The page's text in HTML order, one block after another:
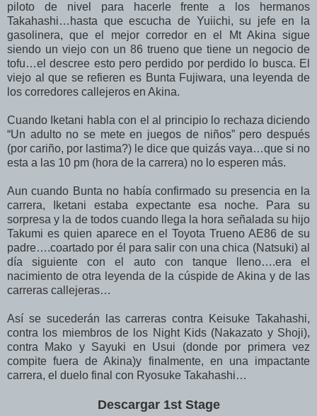
piloto de nivel para hacerle frente a los hermanos
Takahashi…hasta que escucha de Yuiichi, su jefe en la
gasolinera, que el mejor corredor en el Mt Akina sigue
siendo un viejo con un 86 trueno que tiene un negocio de
tofu…el descree esto pero perdido por perdido lo busca. El
viejo al que se refieren es Bunta Fujiwara, una leyenda de
los corredores callejeros en Akina.
Cuando Iketani habla con el al principio lo rechaza diciendo
“Un adulto no se mete en juegos de niños” pero después
(por cariño, por lastima?) le dice que quizás vaya…que si no
esta a las 10 pm (hora de la carrera) no lo esperen más.
Aun cuando Bunta no había confirmado su presencia en la
carrera, Iketani estaba expectante esa noche. Para su
sorpresa y la de todos cuando llega la hora señalada su hijo
Takumi es quien aparece en el Toyota Trueno AE86 de su
padre….coartado por él para salir con una chica (Natsuki) al
día siguiente con el auto con tanque lleno….era el
nacimiento de otra leyenda de la cúspide de Akina y de las
carreras callejeras…
Así se sucederán las carreras contra Keisuke Takahashi,
contra los miembros de los Night Kids (Nakazato y Shoji),
contra Mako y Sayuki en Usui (donde por primera vez
compite fuera de Akina)y finalmente, en una impactante
carrera, el duelo final con Ryosuke Takahashi…
Descargar 1st Stage